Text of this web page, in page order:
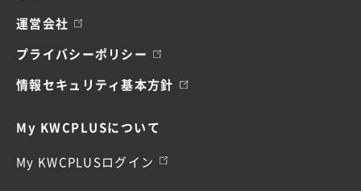
運営会社
プライバシーポリシー
情報セキュリティ基本方針
My KWCPLUSについて
My KWCPLUSログイン